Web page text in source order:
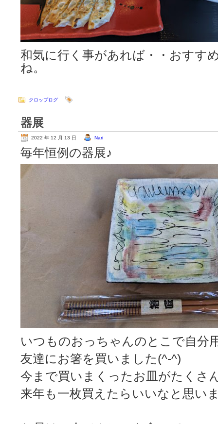
和気に行く事があれば・・おすす
ね。
クロップログ
器展
2022 年 12 月 13 日 Nari
毎年恒例の器展♪
いつものおっちゃんのとこで自分
友達にお箸を買いました(^-^)
今まで買いまくったお皿がたくさ
来年も一枚買えたらいいなと思い